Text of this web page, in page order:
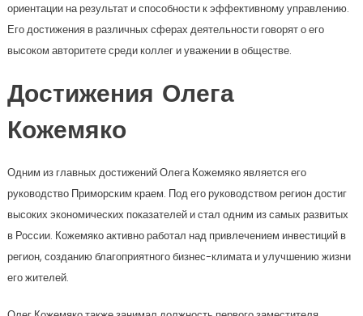
ориентации на результат и способности к эффективному управлению.
Его достижения в различных сферах деятельности говорят о его
высоком авторитете среди коллег и уважении в обществе.
Достижения Олега
Кожемяко
Одним из главных достижений Олега Кожемяко является его
руководство Приморским краем. Под его руководством регион достиг
высоких экономических показателей и стал одним из самых развитых
в России. Кожемяко активно работал над привлечением инвестиций в
регион, созданию благоприятного бизнес-климата и улучшению жизни
его жителей.